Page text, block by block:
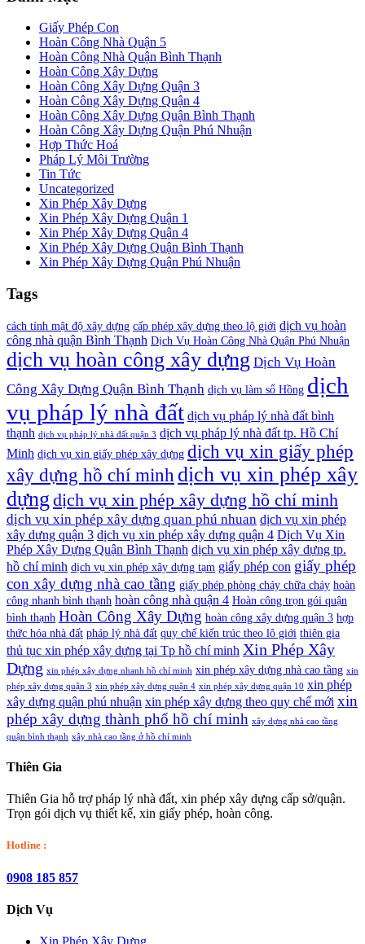
Giấy Phép Con
Hoàn Công Nhà Quận 5
Hoàn Công Nhà Quận Bình Thạnh
Hoàn Công Xây Dựng
Hoàn Công Xây Dựng Quận 3
Hoàn Công Xây Dựng Quận 4
Hoàn Công Xây Dựng Quận Bình Thạnh
Hoàn Công Xây Dựng Quận Phú Nhuận
Hợp Thức Hoá
Pháp Lý Môi Trường
Tin Tức
Uncategorized
Xin Phép Xây Dựng
Xin Phép Xây Dựng Quận 1
Xin Phép Xây Dựng Quận 4
Xin Phép Xây Dựng Quận Bình Thạnh
Xin Phép Xây Dựng Quận Phú Nhuận
Tags
cách tính mật độ xây dựng cấp phép xây dựng theo lộ giới dịch vụ hoàn
công nhà quận Bình Thạnh Dịch Vụ Hoàn Công Nhà Quận Phú Nhuận
dịch vụ hoàn công xây dựng Dịch Vụ Hoàn
Công Xây Dựng Quận Bình Thạnh dịch vụ làm sổ Hồng dịch
vụ pháp lý nhà đất dịch vụ pháp lý nhà đất bình
thạnh dịch vụ pháp lý nhà đất quận 3 dịch vụ pháp lý nhà đất tp. Hồ Chí
Minh dịch vụ xin giấy phép xây dựng dịch vụ xin giấy phép
xây dựng hồ chí minh dịch vụ xin phép xây
dựng dịch vụ xin phép xây dựng hồ chí minh
dịch vụ xin phép xây dựng quan phú nhuan dịch vụ xin phép
xây dựng quận 3 dịch vụ xin phép xây dựng quận 4 Dịch Vụ Xin
Phép Xây Dựng Quận Bình Thạnh dịch vụ xin phép xây dựng tp.
hồ chí minh dịch vụ xin phép xây dựng tạm giấy phép con giấy phép
con xây dựng nhà cao tầng giấy phép phòng cháy chữa cháy hoàn
công nhanh bình thạnh hoàn công nhà quận 4 Hoàn công trọn gói quận
bình thạnh Hoàn Công Xây Dựng hoàn công xây dựng quận 3 hợp
thức hóa nhà đất pháp lý nhà đất quy chế kiến trúc theo lô giới thiên gia
thủ tục xin phép xây dựng tại Tp hồ chí minh Xin Phép Xây
Dựng xin phép xây dựng nhanh hồ chí minh xin phép xây dựng nhà cao tầng xin
phép xây dựng quận 3 xin phép xây dựng quận 4 xin phép xây dựng quận 10 xin phép
xây dựng quận phú nhuận xin phép xây dựng theo quy chế mới xin
phép xây dựng thành phố hồ chí minh xây dựng nhà cao tầng
quận bình thạnh xây nhà cao tầng ở hồ chí minh
Thiên Gia
Thiên Gia hỗ trợ pháp lý nhà đất, xin phép xây dựng cấp sở/quận.
Trọn gói dịch vụ thiết kế, xin giấy phép, hoàn công.
Hotline :
0908 185 857
Dịch Vụ
Xin Phép Xây Dựng